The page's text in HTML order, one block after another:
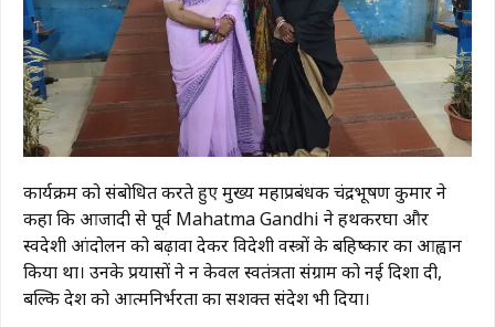
कार्यक्रम को संबोधित करते हुए मुख्य महाप्रबंधक चंद्रभूषण कुमार ने
कहा कि आजादी से पूर्व Mahatma Gandhi ने हथकरघा और
स्वदेशी आंदोलन को बढ़ावा देकर विदेशी वस्त्रों के बहिष्कार का आह्वान
किया था। उनके प्रयासों ने न केवल स्वतंत्रता संग्राम को नई दिशा दी,
बल्कि देश को आत्मनिर्भरता का सशक्त संदेश भी दिया।